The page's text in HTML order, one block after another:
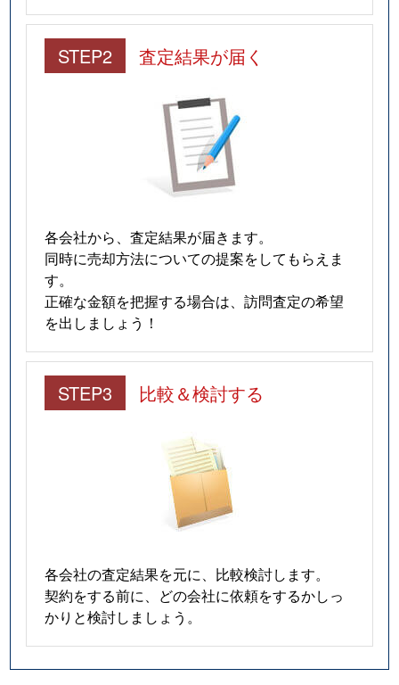
STEP2 査定結果が届く
各会社から、査定結果が届きます。
同時に売却方法についての提案をしてもらえま
す。
正確な金額を把握する場合は、訪問査定の希望
を出しましょう！
STEP3 比較＆検討する
各会社の査定結果を元に、比較検討します。
契約をする前に、どの会社に依頼をするかしっ
かりと検討しましょう。